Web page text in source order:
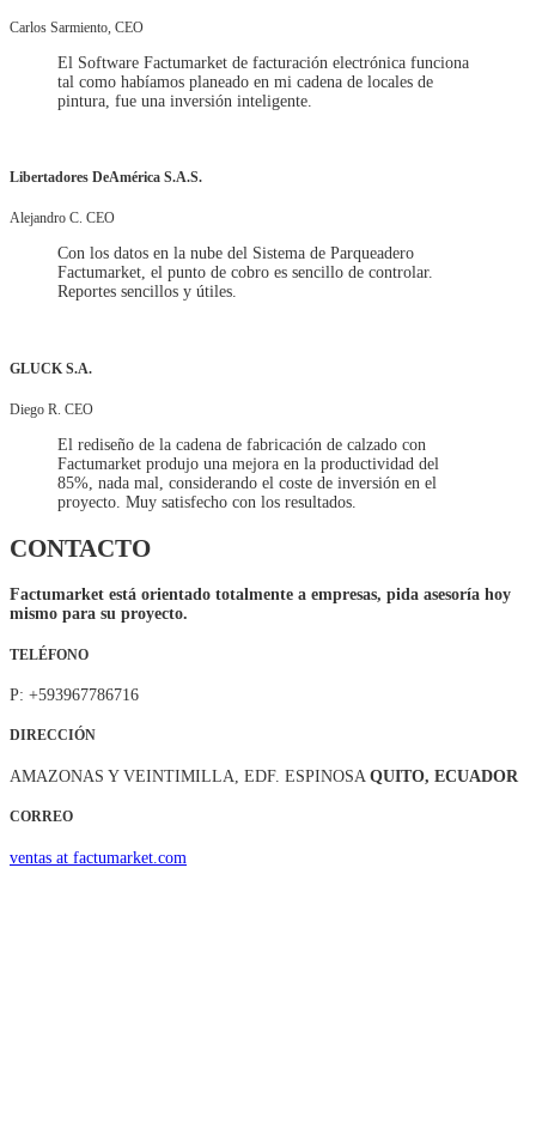
Carlos Sarmiento, CEO
El Software Factumarket de facturación electrónica funciona
tal como habíamos planeado en mi cadena de locales de
pintura, fue una inversión inteligente.
Libertadores DeAmérica S.A.S.
Alejandro C. CEO
Con los datos en la nube del Sistema de Parqueadero
Factumarket, el punto de cobro es sencillo de controlar.
Reportes sencillos y útiles.
GLUCK S.A.
Diego R. CEO
El rediseño de la cadena de fabricación de calzado con
Factumarket produjo una mejora en la productividad del
85%, nada mal, considerando el coste de inversión en el
proyecto. Muy satisfecho con los resultados.
CONTACTO
Factumarket está orientado totalmente a empresas, pida asesoría hoy
mismo para su proyecto.
TELÉFONO
P: +593967786716
DIRECCIÓN
AMAZONAS Y VEINTIMILLA, EDF. ESPINOSA QUITO, ECUADOR
CORREO
ventas at factumarket.com